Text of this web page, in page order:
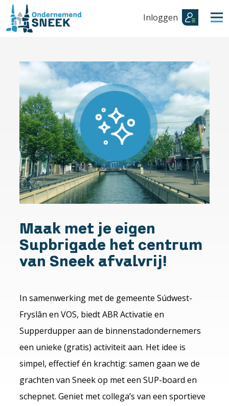
Inloggen
Maak met je eigen
Supbrigade het centrum
van Sneek afvalvrij!
In samenwerking met de gemeente Súdwest-
Fryslân en VOS, biedt ABR Activatie en
Supperdupper aan de binnenstadondernemers
een unieke (gratis) activiteit aan. Het idee is
simpel, effectief én krachtig: samen gaan we de
grachten van Sneek op met een SUP-board en
schepnet. Geniet met collega’s van een sportieve